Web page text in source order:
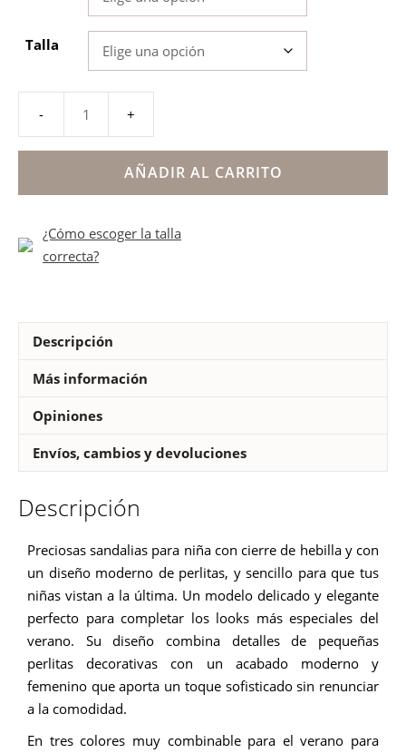
Talla
niña
Gioseppo
perlitas
BONJOUR
AÑADIR AL CARRITO
¿Cómo escoger la talla
correcta?
Descripción
Más información
Opiniones
Envíos, cambios y devoluciones
Descripción
Preciosas sandalias para niña con cierre de hebilla y con
un diseño moderno de perlitas, y sencillo para que tus
niñas vistan a la última. Un modelo delicado y elegante
perfecto para completar los looks más especiales del
verano. Su diseño combina detalles de pequeñas
perlitas decorativas con un acabado moderno y
femenino que aporta un toque sofisticado sin renunciar
a la comodidad.
En tres colores muy combinable para el verano para